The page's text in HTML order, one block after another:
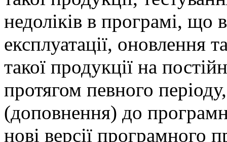
недоліків в програмі, що
експлуатації, оновлення
такої продукції на
протягом певного
(доповнення) до
нові версії програмного